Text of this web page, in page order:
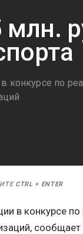
млн.
конкурсе по
CTRL + ENTER
в конкурсе